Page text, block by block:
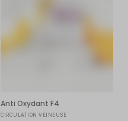
Anti Oxydant F4
CIRCULATION VEINEUSE